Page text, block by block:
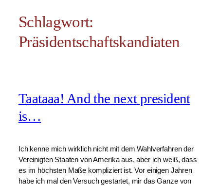
Schlagwort:
Präsidentschaftskandiaten
Taataaa! And the next president
is…
Ich kenne mich wirklich nicht mit dem Wahlverfahren der
Vereinigten Staaten von Amerika aus, aber ich weiß, dass
es im höchsten Maße kompliziert ist. Vor einigen Jahren
habe ich mal den Versuch gestartet, mir das Ganze von